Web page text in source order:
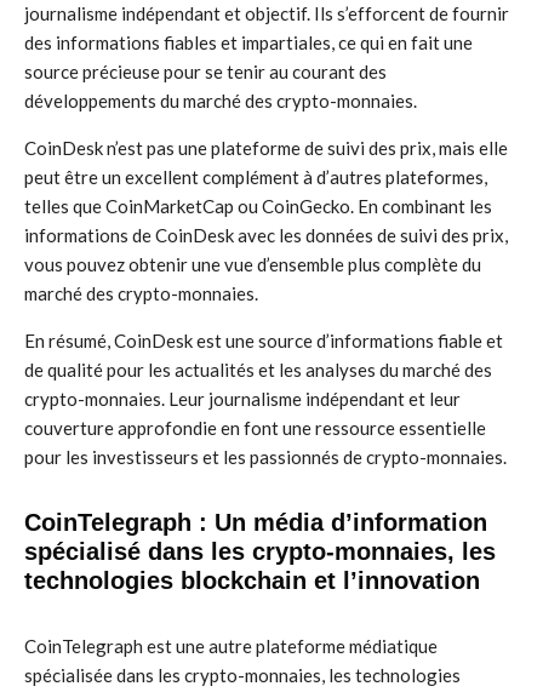
journalisme indépendant et objectif. Ils s’efforcent de fournir
des informations fiables et impartiales, ce qui en fait une
source précieuse pour se tenir au courant des
développements du marché des crypto-monnaies.
CoinDesk n’est pas une plateforme de suivi des prix, mais elle
peut être un excellent complément à d’autres plateformes,
telles que CoinMarketCap ou CoinGecko. En combinant les
informations de CoinDesk avec les données de suivi des prix,
vous pouvez obtenir une vue d’ensemble plus complète du
marché des crypto-monnaies.
En résumé, CoinDesk est une source d’informations fiable et
de qualité pour les actualités et les analyses du marché des
crypto-monnaies. Leur journalisme indépendant et leur
couverture approfondie en font une ressource essentielle
pour les investisseurs et les passionnés de crypto-monnaies.
CoinTelegraph : Un média d’information
spécialisé dans les crypto-monnaies, les
technologies blockchain et l’innovation
CoinTelegraph est une autre plateforme médiatique
spécialisée dans les crypto-monnaies, les technologies